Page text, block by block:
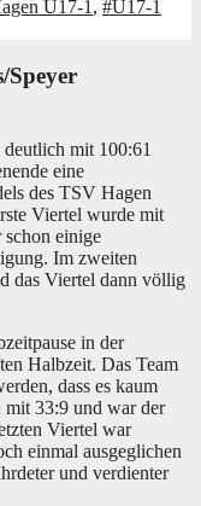
U17-1, #U17-1
Speyer
mit 100:61
eine
des TSV Hagen
Viertel wurde mit
schon einige
Im zweiten
das Viertel dann völlig
in der
Halbzeit. Das Team
dass es kaum
mit 33:9 und war der
Viertel war
einmal ausgeglichen
und verdienter